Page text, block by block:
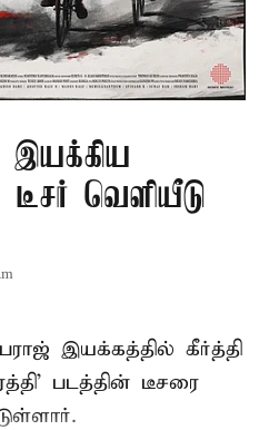
இயக்கிய
டீசர் வெளியீடு
இயக்கத்தில் கீர்த்தி
படத்தின் டீசரை